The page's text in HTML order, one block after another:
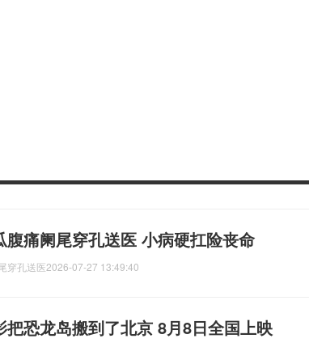
腹痛阑尾穿孔送医 小病硬扛险丧命
穿孔送医2026-07-27 13:49:40
把恐龙岛搬到了北京 8月8日全国上映